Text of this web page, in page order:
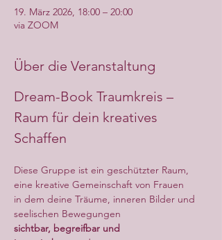
19. März 2026, 18:00 – 20:00
via ZOOM
Über die Veranstaltung
Dream-Book Traumkreis –
Raum für dein kreatives
Schaffen
Diese Gruppe ist ein geschützter Raum,
eine kreative Gemeinschaft von Frauen
in dem deine Träume, inneren Bilder und
seelischen Bewegungen
sichtbar, begreifbar und